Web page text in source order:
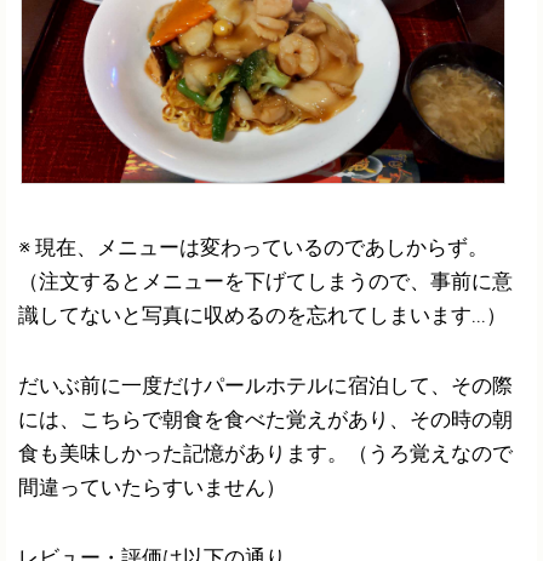
※ 現在、メニューは変わっているのであしからず。
（注文するとメニューを下げてしまうので、事前に意
識してないと写真に収めるのを忘れてしまいます...）
だいぶ前に一度だけパールホテルに宿泊して、その際
には、こちらで朝食を食べた覚えがあり、その時の朝
食も美味しかった記憶があります。（うろ覚えなので
間違っていたらすいません）